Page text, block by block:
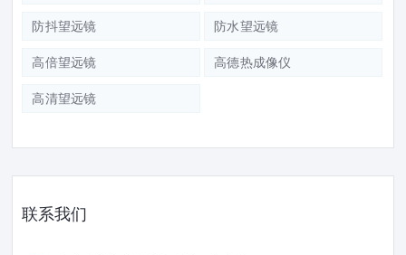
防抖望远镜 防水望远镜
高倍望远镜 高德热成像仪
高清望远镜
联系我们